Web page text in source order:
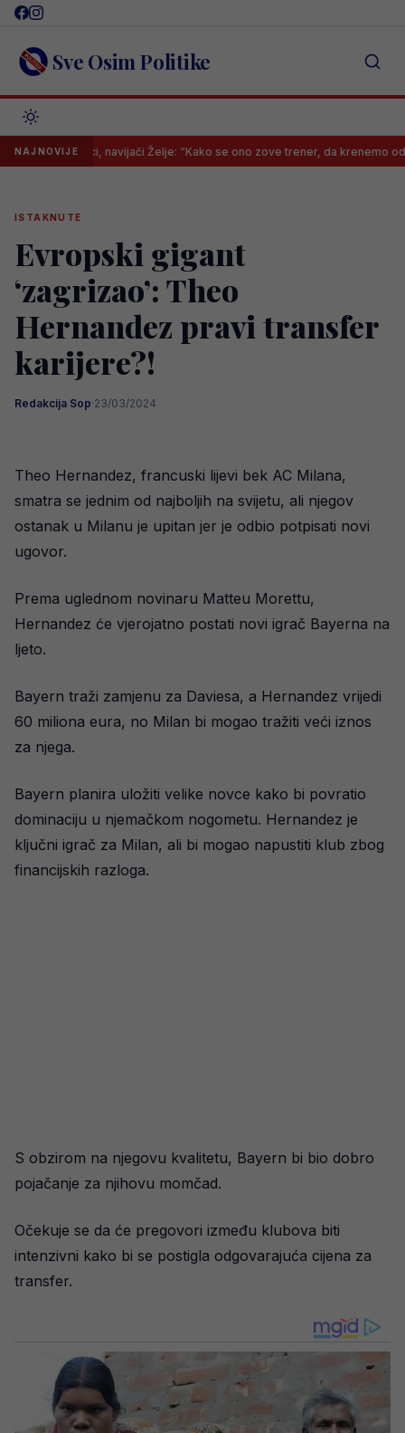
Skip
content Sve Osim Politike
NAJNOVIJEnavijači Želje: “Kako se ono zove trener, da krenemo odmah
ISTAKNUTE
Evropski gigant
‘zagrizao’: Theo
Hernandez pravi transfer
karijere?!
Redakcija Sop·23/03/2024
Theo Hernandez, francuski lijevi bek AC Milana,
smatra se jednim od najboljih na svijetu, ali njegov
ostanak u Milanu je upitan jer je odbio potpisati novi
ugovor.
Prema uglednom novinaru Matteu Morettu,
Hernandez će vjerojatno postati novi igrač Bayerna na
ljeto.
Bayern traži zamjenu za Daviesa, a Hernandez vrijedi
60 miliona eura, no Milan bi mogao tražiti veći iznos
za njega.
Bayern planira uložiti velike novce kako bi povratio
dominaciju u njemačkom nogometu. Hernandez je
ključni igrač za Milan, ali bi mogao napustiti klub zbog
financijskih razloga.
S obzirom na njegovu kvalitetu, Bayern bi bio dobro
pojačanje za njihovu momčad.
Očekuje se da će pregovori između klubova biti
intenzivni kako bi se postigla odgovarajuća cijena za
transfer.